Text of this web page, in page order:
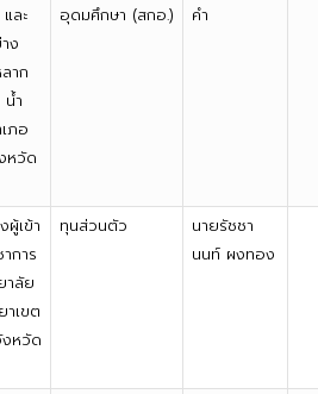
ละ
ง
าก
น้ำ
ภอ
หวัด
อุดมศึกษา (สกอ.)
คำ
เข้า
การ
าลัย
เขต
งหวัด
ทุนส่วนตัว
นายรัชชา
นนท์ ผงทอง